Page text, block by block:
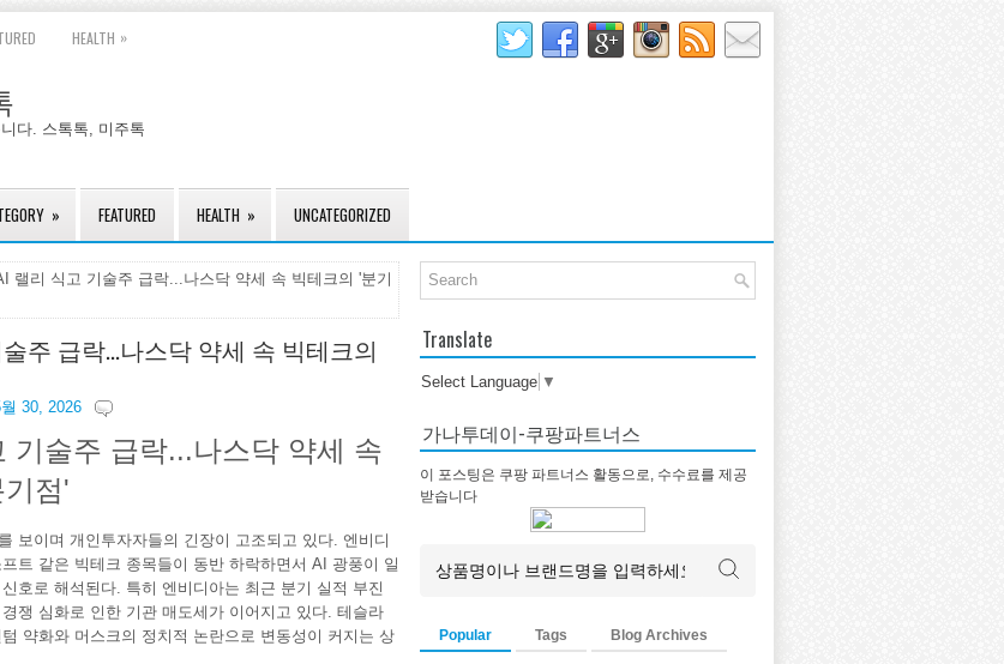
HEALTH »
다. 스톡톡, 미주톡
» FEATURED HEALTH » UNCATEGORIZED
랠리 식고 기술주 급락...나스닥 약세 속 빅테크의 '분기
주 급락...나스닥 약세 속 빅테크의
30, 2026
기술주 급락...나스닥 약세 속
점'
보이며 개인투자자들의 긴장이 고조되고 있다. 엔비디
트 같은 빅테크 종목들이 동반 하락하면서 AI 광풍이 일
호로 해석된다. 특히 엔비디아는 최근 분기 실적 부진
쟁 심화로 인한 기관 매도세가 이어지고 있다. 테슬라
약화와 머스크의 정치적 논란으로 변동성이 커지는 상
Translate
Select Language ▼
가나투데이-쿠팡파트너스
이 포스팅은 쿠팡 파트너스 활동으로, 수수료를 제공
받습니다
Popular Tags Blog Archives